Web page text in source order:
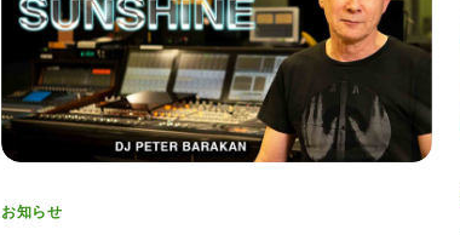
Categories
お知らせ